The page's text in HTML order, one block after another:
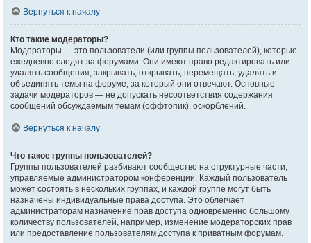
Вернуться к началу
Кто такие модераторы?
Модераторы — это пользователи (или группы пользователей), которые
ежедневно следят за форумами. Они имеют право редактировать или
удалять сообщения, закрывать, открывать, перемещать, удалять и
объединять темы на форуме, за который они отвечают. Основные
задачи модераторов — не допускать несоответствия содержания
сообщений обсуждаемым темам (оффтопик), оскорблений.
Вернуться к началу
Что такое группы пользователей?
Группы пользователей разбивают сообщество на структурные части,
управляемые администратором конференции. Каждый пользователь
может состоять в нескольких группах, и каждой группе могут быть
назначены индивидуальные права доступа. Это облегчает
администраторам назначение прав доступа одновременно большому
количеству пользователей, например, изменение модераторских прав
или предоставление пользователям доступа к приватным форумам.